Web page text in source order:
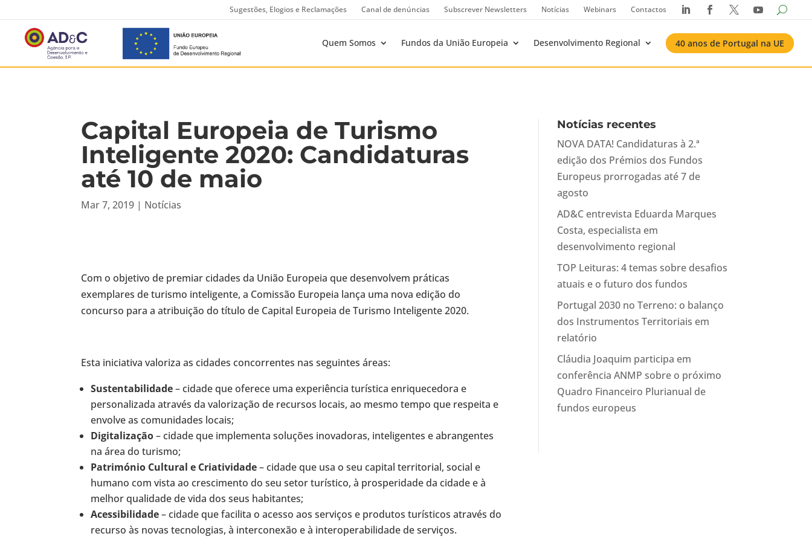
Sugestões, Elogios e Reclamações Canal de denúncias Subscrever Newsletters Notícias Webinars Contactos    
Quem Somos Fundos da União Europeia Desenvolvimento Regional 40 anos de Portugal na UE
Capital Europeia de Turismo
Inteligente 2020: Candidaturas
até 10 de maio
Mar 7, 2019 | Notícias
Com o objetivo de premiar cidades da União Europeia que desenvolvem práticas
exemplares de turismo inteligente, a Comissão Europeia lança uma nova edição do
concurso para a atribuição do título de Capital Europeia de Turismo Inteligente 2020.
Esta iniciativa valoriza as cidades concorrentes nas seguintes áreas:
Sustentabilidade– cidade que oferece uma experiência turística enriquecedora e
personalizada através da valorização de recursos locais, ao mesmo tempo que respeita e
envolve as comunidades locais;
Digitalização– cidade que implementa soluções inovadoras, inteligentes e abrangentes
na área do turismo;
Património Cultural e Criatividade– cidade que usa o seu capital territorial, social e
humano com vista ao crescimento do seu setor turístico, à prosperidade da cidade e à
melhor qualidade de vida dos seus habitantes;
Acessibilidade– cidade que facilita o acesso aos serviços e produtos turísticos através do
recurso às novas tecnologias, à interconexão e à interoperabilidade de serviços.
Notícias recentes
NOVA DATA! Candidaturas à 2.ª
edição dos Prémios dos Fundos
Europeus prorrogadas até 7 de
agosto
AD&C entrevista Eduarda Marques
Costa, especialista em
desenvolvimento regional
TOP Leituras: 4 temas sobre desafios
atuais e o futuro dos fundos
Portugal 2030 no Terreno: o balanço
dos Instrumentos Territoriais em
relatório
Cláudia Joaquim participa em
conferência ANMP sobre o próximo
Quadro Financeiro Plurianual de
fundos europeus